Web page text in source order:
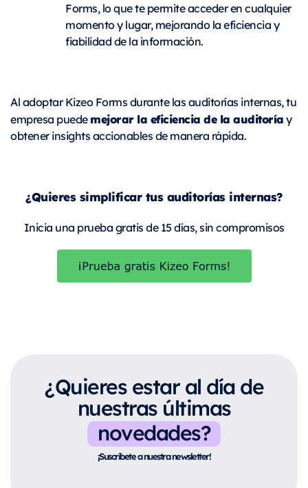
Forms, lo que te permite acceder en cualquier
momento y lugar, mejorando la eficiencia y
fiabilidad de la información.
Al adoptar Kizeo Forms durante las auditorías internas, tu
empresa puedemejorar la eficiencia de la auditoríay
obtener insights accionables de manera rápida.
¿Quieres simplificar tus auditorías internas?
Inicia una prueba gratis de 15 días, sin compromisos
¿Quieres estar al día de
nuestras últimas
novedades?
¡Suscríbete a nuestra newsletter!